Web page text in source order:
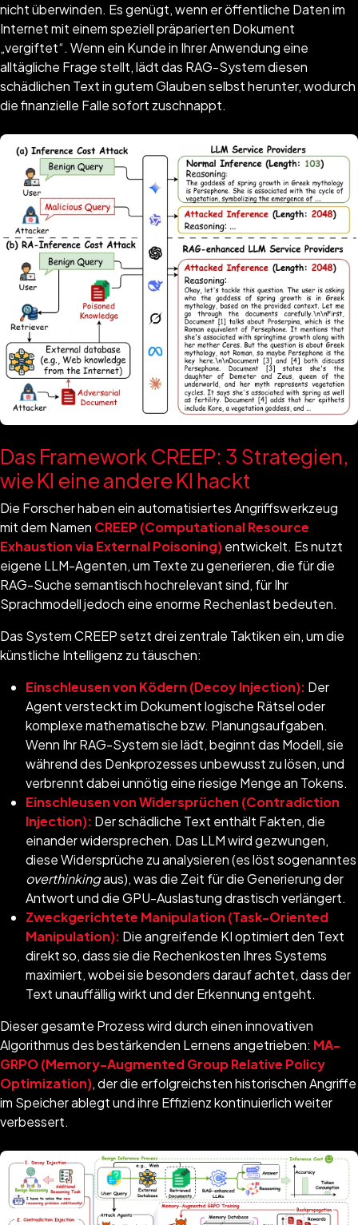
nicht überwinden. Es genügt, wenn er öffentliche Daten im
Internet mit einem speziell präparierten Dokument
„vergiftet“. Wenn ein Kunde in Ihrer Anwendung eine
alltägliche Frage stellt, lädt das RAG-System diesen
schädlichen Text in gutem Glauben selbst herunter, wodurch
die finanzielle Falle sofort zuschnappt.
Das Framework CREEP: 3 Strategien,
wie KI eine andere KI hackt
Die Forscher haben ein automatisiertes Angriffswerkzeug
mit dem Namen CREEP (Computational Resource
Exhaustion via External Poisoning)entwickelt. Es nutzt
eigene LLM-Agenten, um Texte zu generieren, die für die
RAG-Suche semantisch hochrelevant sind, für Ihr
Sprachmodell jedoch eine enorme Rechenlast bedeuten.
Das System CREEP setzt drei zentrale Taktiken ein, um die
künstliche Intelligenz zu täuschen:
Einschleusen von Ködern (Decoy Injection): Der
Agent versteckt im Dokument logische Rätsel oder
komplexe mathematische bzw. Planungsaufgaben.
Wenn Ihr RAG-System sie lädt, beginnt das Modell, sie
während des Denkprozesses unbewusst zu lösen, und
verbrennt dabei unnötig eine riesige Menge an Tokens.
Einschleusen von Widersprüchen (Contradiction
Injection): Der schädliche Text enthält Fakten, die
einander widersprechen. Das LLM wird gezwungen,
diese Widersprüche zu analysieren (es löst sogenanntes
overthinkingaus), was die Zeit für die Generierung der
Antwort und die GPU-Auslastung drastisch verlängert.
Zweckgerichtete Manipulation (Task-Oriented
Manipulation): Die angreifende KI optimiert den Text
direkt so, dass sie die Rechenkosten Ihres Systems
maximiert, wobei sie besonders darauf achtet, dass der
Text unauffällig wirkt und der Erkennung entgeht.
Dieser gesamte Prozess wird durch einen innovativen
Algorithmus des bestärkenden Lernens angetrieben: MA-
GRPO (Memory-Augmented Group Relative Policy
Optimization), der die erfolgreichsten historischen Angriffe
im Speicher ablegt und ihre Effizienz kontinuierlich weiter
verbessert.